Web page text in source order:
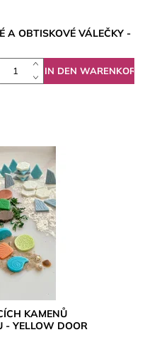
A OBTISKOVÉ VÁLEČKY -
KAMENŮ
- YELLOW DOOR